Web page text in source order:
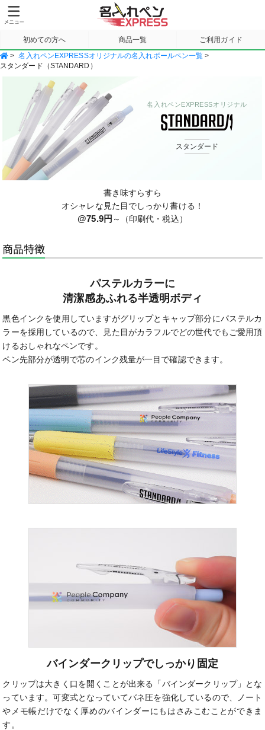
初めての方へ 商品一覧 ご利用ガイド
サンプル請求
> 名入れペンEXPRESSオリジナルの名入れボールペン一覧 >
スタンダード（STANDARD）
名入れペンEXPRESSオリジナル
スタンダード
書き味すらすら
オシャレな見た目でしっかり書ける！
@75.9円 ～（印刷代・税込）
商品特徴
パステルカラーに
清潔感あふれる半透明ボディ
黒色インクを使用していますがグリップとキャップ部分にパステルカ
ラーを採用しているので、見た目がカラフルでどの世代でもご愛用頂
けるおしゃれなペンです。
ペン先部分が透明で芯のインク残量が一目で確認できます。
バインダークリップでしっかり固定
クリップは大きく口を開くことが出来る「バインダークリップ」とな
っています。可変式となっていてバネ圧を強化しているので、ノート
やメモ帳だけでなく厚めのバインダーにもはさみこむことができま
す。